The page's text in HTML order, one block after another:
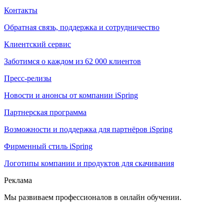
Контакты
Обратная связь, поддержка и сотрудничество
Клиентский сервис
Заботимся о каждом из 62 000 клиентов
Пресс-релизы
Новости и анонсы от компании iSpring
Партнерская программа
Возможности и поддержка для партнёров iSpring
Фирменный стиль iSpring
Логотипы компании и продуктов для скачивания
Реклама
Мы развиваем профессионалов в онлайн обучении.